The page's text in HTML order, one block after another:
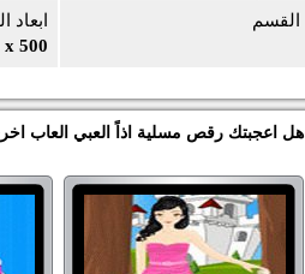
ابعاد
x 500
القسم
هل اعجبتك رقص مسلية اذاً العبي العاب